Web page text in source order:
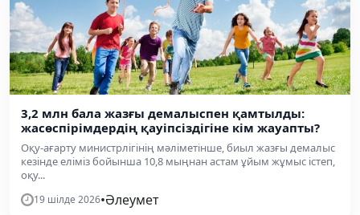
3,2 млн бала жазғы демалыспен қамтылды:
жасөспірімдердің қауіпсіздігіне кім жауапты?
Оқу-ағарту министрлігінің мәліметінше, биыл жазғы демалыс
кезінде еліміз бойынша 10,8 мыңнан астам ұйым жұмыс істеп,
оқу...
19 шілде 2026•Әлеумет